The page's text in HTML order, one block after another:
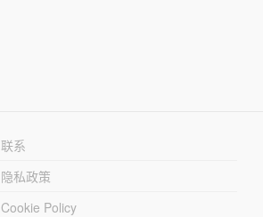
联系
隐私政策
Cookie Policy